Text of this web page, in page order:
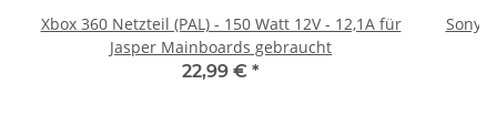
Xbox 360 Netzteil (PAL) - 150 Watt 12V - 12,1A für
Jasper Mainboards gebraucht
22,99 € *
Sony